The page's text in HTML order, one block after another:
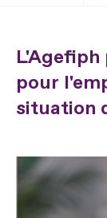
pour
situation